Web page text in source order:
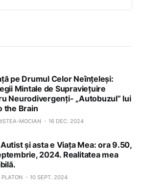
pe Drumul Celor Neînțeleși:
Mintale de Supraviețuire
Neurodivergenți- „Autobuzul” lui
the Brain
MOCIAN 16 DEC. 2024
și asta e Viața Mea: ora 9.50,
2024. Realitatea mea
10 SEPT. 2024